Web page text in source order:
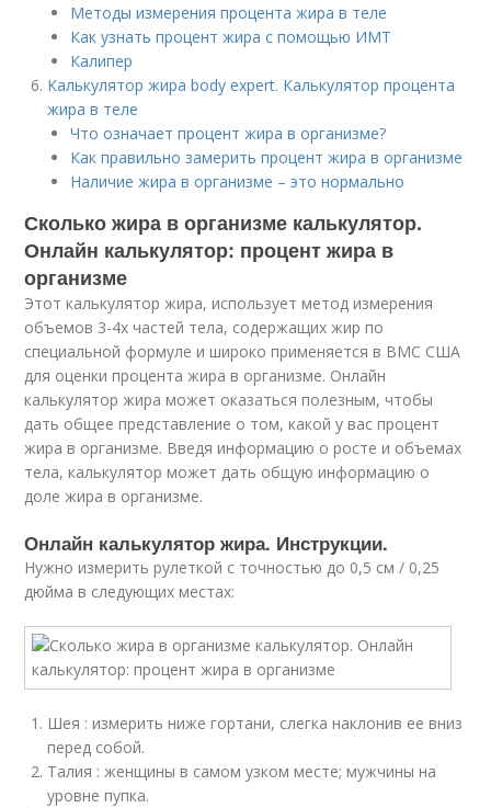
Методы измерения процента жира в теле
Как узнать процент жира с помощью ИМТ
Калипер
Калькулятор жира body expert. Калькулятор процента
жира в теле
Что означает процент жира в организме?
Как правильно замерить процент жира в организме
Наличие жира в организме – это нормально
Сколько жира в организме калькулятор.
Онлайн калькулятор: процент жира в
организме
Этот калькулятор жира, использует метод измерения
объемов 3-4х частей тела, содержащих жир по
специальной формуле и широко применяется в ВМС США
для оценки процента жира в организме. Онлайн
калькулятор жира может оказаться полезным, чтобы
дать общее представление о том, какой у вас процент
жира в организме. Введя информацию о росте и объемах
тела, калькулятор может дать общую информацию о
доле жира в организме.
Онлайн калькулятор жира. Инструкции.
Нужно измерить рулеткой с точностью до 0,5 см / 0,25
дюйма в следующих местах:
Шея : измерить ниже гортани, слегка наклонив ее вниз
перед собой.
Талия : женщины в самом узком месте; мужчины на
уровне пупка.